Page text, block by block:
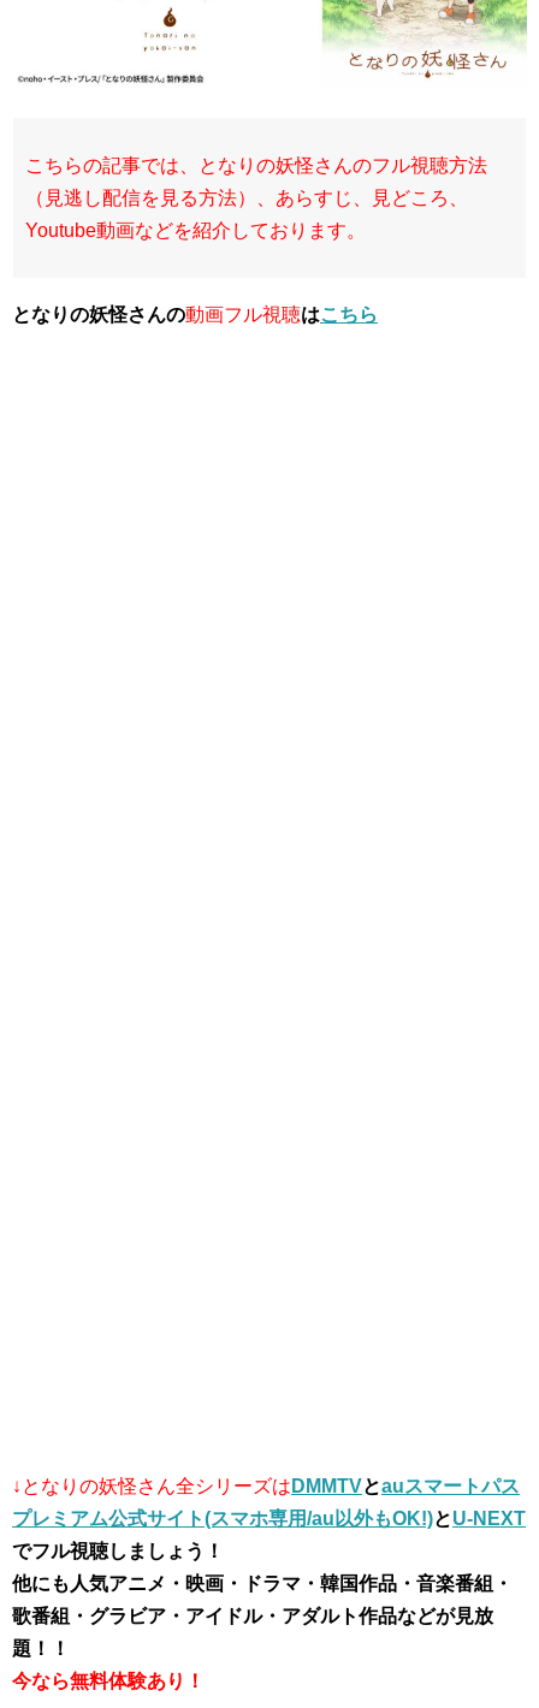
こちらの記事では、となりの妖怪さんのフル視聴方法
（見逃し配信を見る方法）、あらすじ、見どころ、
Youtube動画などを紹介しております。
となりの妖怪さんの動画フル視聴はこちら
↓となりの妖怪さん全シリーズは DMMTVとauスマートパス
プレミアム公式サイト(スマホ専用/au以外もOK!)とU-NEXT
でフル視聴しましょう！
他にも人気アニメ・映画・ドラマ・韓国作品・音楽番組・
歌番組・グラビア・アイドル・アダルト作品などが見放
題！！
今なら無料体験あり！